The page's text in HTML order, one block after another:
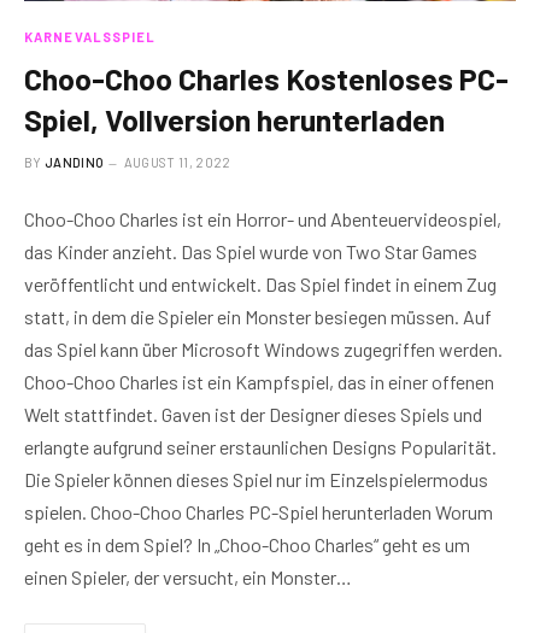
KARNEVALSSPIEL
Choo-Choo Charles Kostenloses PC-
Spiel, Vollversion herunterladen
BY JANDINO AUGUST 11, 2022
Choo-Choo Charles ist ein Horror- und Abenteuervideospiel,
das Kinder anzieht. Das Spiel wurde von Two Star Games
veröffentlicht und entwickelt. Das Spiel findet in einem Zug
statt, in dem die Spieler ein Monster besiegen müssen. Auf
das Spiel kann über Microsoft Windows zugegriffen werden.
Choo-Choo Charles ist ein Kampfspiel, das in einer offenen
Welt stattfindet. Gaven ist der Designer dieses Spiels und
erlangte aufgrund seiner erstaunlichen Designs Popularität.
Die Spieler können dieses Spiel nur im Einzelspielermodus
spielen. Choo-Choo Charles PC-Spiel herunterladen Worum
geht es in dem Spiel? In „Choo-Choo Charles“ geht es um
einen Spieler, der versucht, ein Monster…